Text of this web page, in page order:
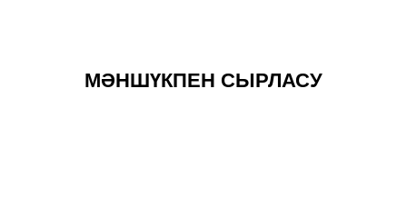
МӘНШҮКПЕН СЫРЛАСУ